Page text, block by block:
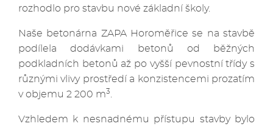
rozhodlo pro stavbu nové základní školy.
Naše betonárna ZAPA Horoměřice se na stavbě
podílela dodávkami betonů od běžných
podkladních betonů až po vyšší pevnostní třídy s
různými vlivy prostředí a konzistencemi prozatím
v objemu 2 200 m3.
Vzhledem k nesnadnému přístupu stavby bylo